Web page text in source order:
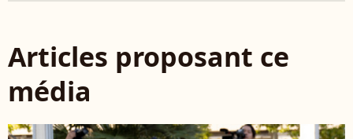
Articles proposant ce
média